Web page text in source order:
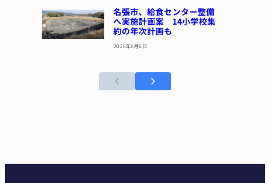
名張市、給食センター整備
へ実施計画案 14小学校集
約の年次計画も
2026年8月6日